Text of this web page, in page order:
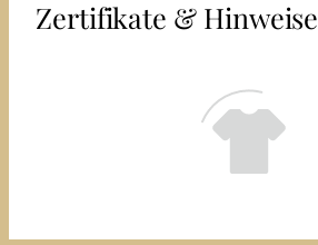
Zertifikate & Hinweise